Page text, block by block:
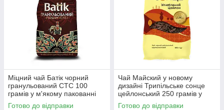
Міцний чай Батік чорний
гранульований СТС 100
грамів у м'якому пакованні
Готово до відправки
Чай Майский у новому
дизайні Трипільське сонце
цейлонський 250 грамів у
м'якій упаковці
Готово до відправки